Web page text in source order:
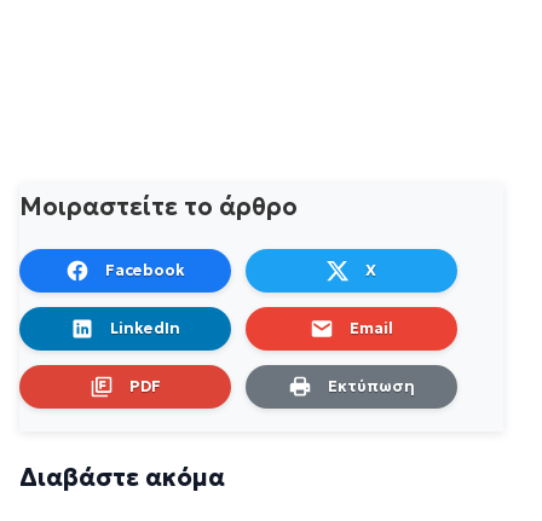
Μοιραστείτε το άρθρο
Facebook X
LinkedIn Email
PDF Εκτύπωση
Διαβάστε ακόμα